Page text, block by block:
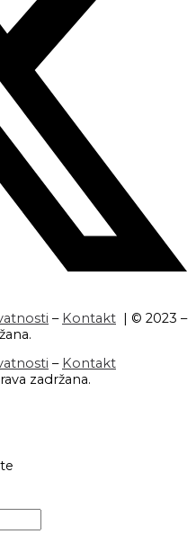
– Kontakt | © 2023 –
– Kontakt
zadržana.